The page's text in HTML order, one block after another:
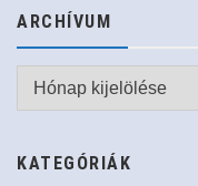
ARCHÍVUM
Archívum
KATEGÓRIÁK